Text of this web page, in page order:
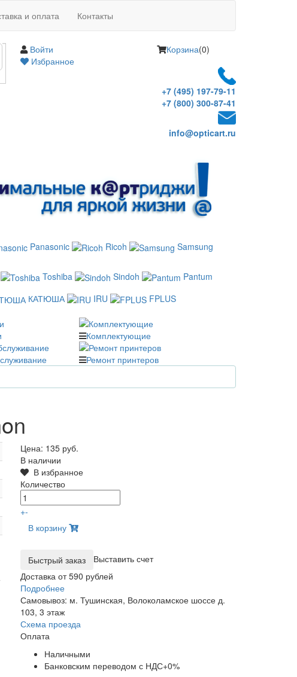
и оплата Контакты
Войти
Избранное
Корзина(0)
+7 (495) 197-79-11
+7 (800) 300-87-41
info@opticart.ru
Panasonic Ricoh Samsung
Toshiba Sindoh
Pantum
КАТЮША IRU
FPLUS
Комплектующие
Ремонт принтеров
Цена: 135 руб.
В наличии
В избранное
Количество
+-
В корзину
Выставить счет
Доставка от 590 рублей
Подробнее
Самовывоз: м. Тушинская, Волоколамское шоссе д.
103, 3 этаж
Схема проезда
Оплата
Наличными
Банковским переводом с НДС+0%